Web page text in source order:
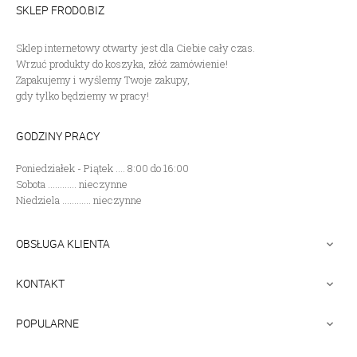
SKLEP FRODO.BIZ
Sklep internetowy otwarty jest dla Ciebie cały czas.
Wrzuć produkty do koszyka, złóż zamówienie!
Zapakujemy i wyślemy Twoje zakupy,
gdy tylko będziemy w pracy!
GODZINY PRACY
Poniedziałek - Piątek .... 8:00 do 16:00
Sobota ............ nieczynne
Niedziela ............ nieczynne
OBSŁUGA KLIENTA 
KONTAKT 
POPULARNE 